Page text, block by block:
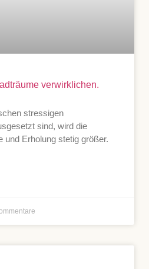
verwirklichen.
stressigen
sind, wird die
und Erholung stetig größer.